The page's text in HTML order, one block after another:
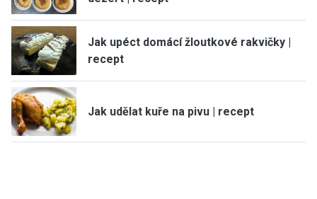
Jak upéct domácí žloutkové rakvičky |
recept
Jak udělat kuře na pivu | recept